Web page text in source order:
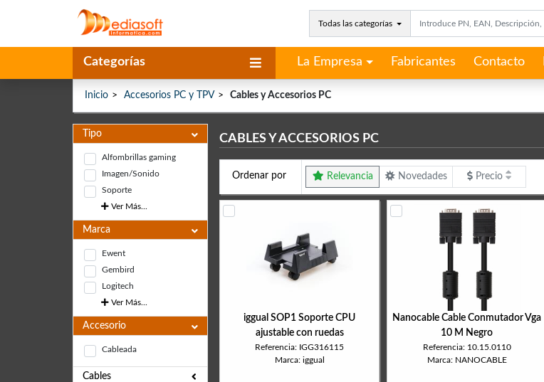
Todas las categorías
Categorías La Empresa Fabricantes Contacto
Inicio Accesorios PC y TPV Cables y Accesorios PC
Tipo
Alfombrillas gaming
Imagen/Sonido
Soporte
Ver Más...
Marca
Ewent
Gembird
Logitech
Ver Más...
Accesorio
Cableada
Cables
CABLES Y ACCESORIOS PC
Ordenar por Relevancia Novedades Precio
iggual SOP1 Soporte CPU
ajustable con ruedas
Referencia: IGG316115
Marca: iggual
Nanocable Cable Conmutador Vga
10 M Negro
Referencia: 10.15.0110
Marca: NANOCABLE